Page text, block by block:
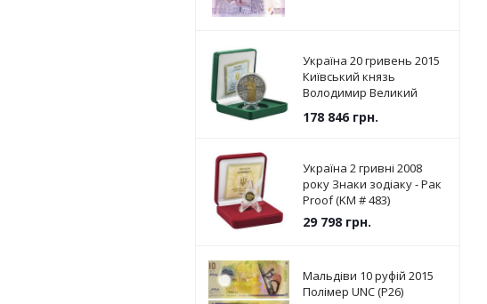
Україна 20 гривень 2015
Київський князь
Володимир Великий
178 846грн.
Україна 2 гривні 2008
року Знаки зодіаку - Рак
Proof (KM # 483)
29 798грн.
Мальдіви 10 руфій 2015
Полімер UNC (P26)